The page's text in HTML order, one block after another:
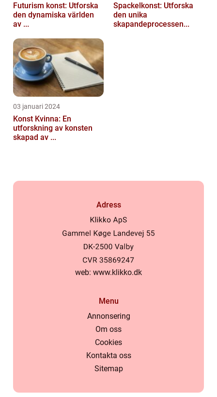
Futurism konst: Utforska
den dynamiska världen
av ...
Spackelkonst: Utforska
den unika
skapandeprocessen...
03 januari 2024
Konst Kvinna: En
utforskning av konsten
skapad av ...
Adress
web: www.klikko.dk
Menu
Annonsering
Om oss
Cookies
Kontakta oss
Sitemap